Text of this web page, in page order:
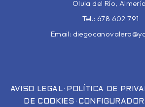
Olula del Río,
Tel.: 678 602 791
Email:
AVISO LEGAL· POLÍTICA DE
DE COOKIES ·